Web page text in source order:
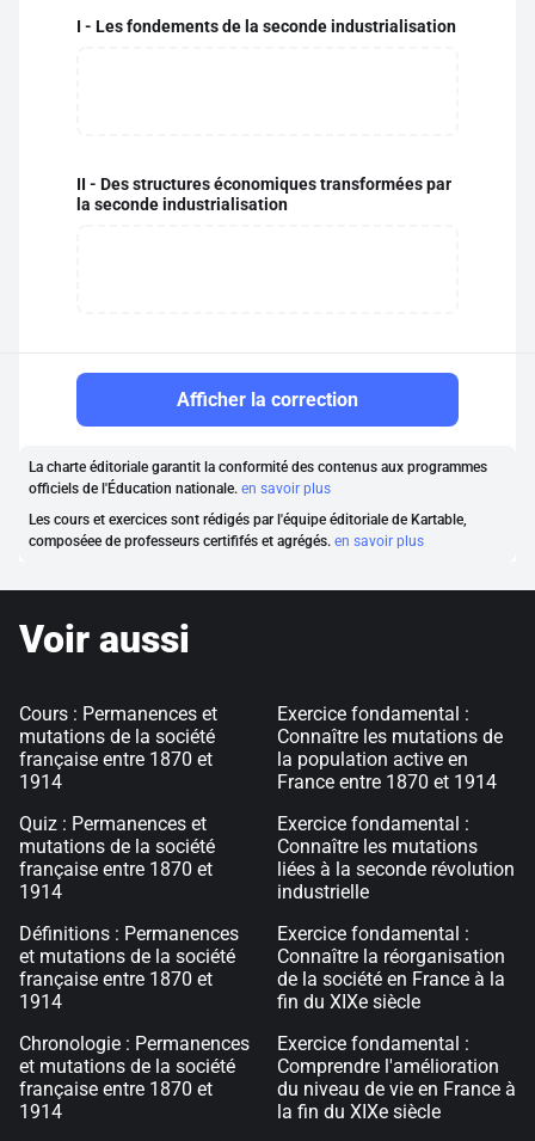
I - Les fondements de la seconde industrialisation
II - Des structures économiques transformées par
la seconde industrialisation
Afficher la correction
La charte éditoriale garantit la conformité des contenus aux programmes
officiels de l'Éducation nationale. en savoir plus
Les cours et exercices sont rédigés par l'équipe éditoriale de Kartable,
composéee de professeurs certififés et agrégés. en savoir plus
Voir aussi
Cours : Permanences et
mutations de la société
française entre 1870 et
1914
Quiz : Permanences et
mutations de la société
française entre 1870 et
1914
Définitions : Permanences
et mutations de la société
française entre 1870 et
1914
Chronologie : Permanences
et mutations de la société
française entre 1870 et
1914
Exercice fondamental :
Connaître les mutations de
la population active en
France entre 1870 et 1914
Exercice fondamental :
Connaître les mutations
liées à la seconde révolution
industrielle
Exercice fondamental :
Connaître la réorganisation
de la société en France à la
fin du XIXe siècle
Exercice fondamental :
Comprendre l'amélioration
du niveau de vie en France à
la fin du XIXe siècle